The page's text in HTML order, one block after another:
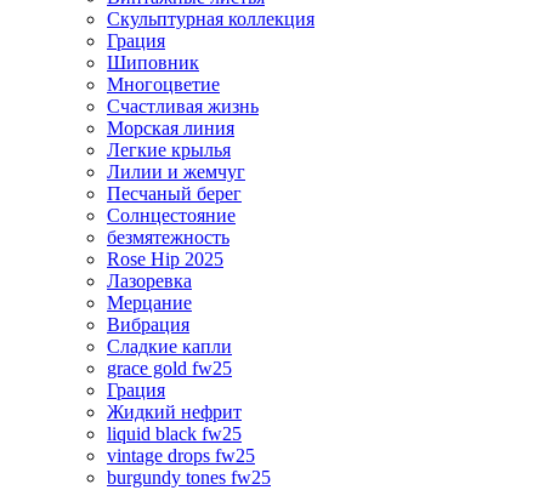
Скульптурная коллекция
Грация
Шиповник
Многоцветие
Счастливая жизнь
Морская линия
Легкие крылья
Лилии и жемчуг
Песчаный берег
Солнцестояние
безмятежность
Rose Hip 2025
Лазоревка
Мерцание
Вибрация
Сладкие капли
grace gold fw25
Грация
Жидкий нефрит
liquid black fw25
vintage drops fw25
burgundy tones fw25